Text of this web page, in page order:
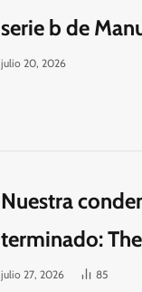
serie b de
Jacques
julio 20, 2026
Nuestra
terminado:
guerra por la
julio 27, 2026 85